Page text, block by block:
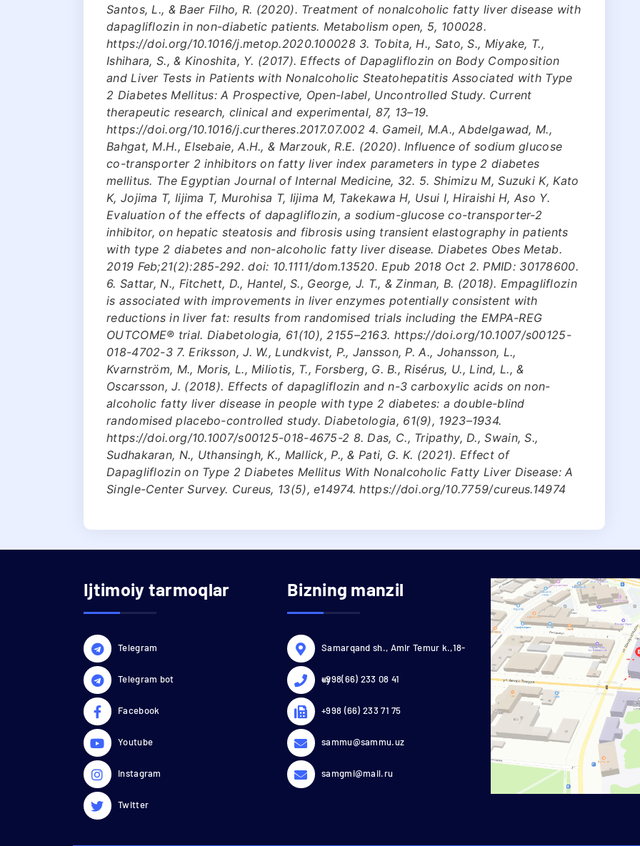
Santos, L., & Baer Filho, R. (2020). Treatment of nonalcoholic fatty liver disease with
dapagliflozin in non-diabetic patients. Metabolism open, 5, 100028.
https://doi.org/10.1016/j.metop.2020.100028 3. Tobita, H., Sato, S., Miyake, T.,
Ishihara, S., & Kinoshita, Y. (2017). Effects of Dapagliflozin on Body Composition
and Liver Tests in Patients with Nonalcoholic Steatohepatitis Associated with Type
2 Diabetes Mellitus: A Prospective, Open-label, Uncontrolled Study. Current
therapeutic research, clinical and experimental, 87, 13–19.
https://doi.org/10.1016/j.curtheres.2017.07.002 4. Gameil, M.A., Abdelgawad, M.,
Bahgat, M.H., Elsebaie, A.H., & Marzouk, R.E. (2020). Influence of sodium glucose
co-transporter 2 inhibitors on fatty liver index parameters in type 2 diabetes
mellitus. The Egyptian Journal of Internal Medicine, 32. 5. Shimizu M, Suzuki K, Kato
K, Jojima T, Iijima T, Murohisa T, Iijima M, Takekawa H, Usui I, Hiraishi H, Aso Y.
Evaluation of the effects of dapagliflozin, a sodium-glucose co-transporter-2
inhibitor, on hepatic steatosis and fibrosis using transient elastography in patients
with type 2 diabetes and non-alcoholic fatty liver disease. Diabetes Obes Metab.
2019 Feb;21(2):285-292. doi: 10.1111/dom.13520. Epub 2018 Oct 2. PMID: 30178600.
6. Sattar, N., Fitchett, D., Hantel, S., George, J. T., & Zinman, B. (2018). Empagliflozin
is associated with improvements in liver enzymes potentially consistent with
reductions in liver fat: results from randomised trials including the EMPA-REG
OUTCOME® trial. Diabetologia, 61(10), 2155–2163. https://doi.org/10.1007/s00125-
018-4702-3 7. Eriksson, J. W., Lundkvist, P., Jansson, P. A., Johansson, L.,
Kvarnström, M., Moris, L., Miliotis, T., Forsberg, G. B., Risérus, U., Lind, L., &
Oscarsson, J. (2018). Effects of dapagliflozin and n-3 carboxylic acids on non-
alcoholic fatty liver disease in people with type 2 diabetes: a double-blind
randomised placebo-controlled study. Diabetologia, 61(9), 1923–1934.
https://doi.org/10.1007/s00125-018-4675-2 8. Das, C., Tripathy, D., Swain, S.,
Sudhakaran, N., Uthansingh, K., Mallick, P., & Pati, G. K. (2021). Effect of
Dapagliflozin on Type 2 Diabetes Mellitus With Nonalcoholic Fatty Liver Disease: A
Single-Center Survey. Cureus, 13(5), e14974. https://doi.org/10.7759/cureus.14974
Ijtimoiy tarmoqlar
Telegram
Telegram bot
Facebook
Youtube
Instagram
Twitter
Bizning manzil
Samarqand sh., Amir Temur k.,18-
uy
+998(66) 233 08 41
+998 (66) 233 71 75
sammu@sammu.uz
samgmi@mail.ru